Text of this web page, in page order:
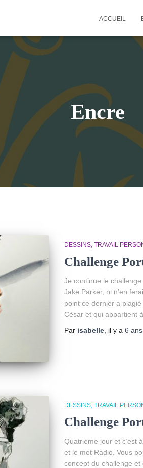
ACCUEIL
Encre
DESSINS TRAVAIL
Challenge
Je continue le
Jake Parker, ni n’en
point ce dernier a
César et qui appartient
Par isabelle, il y a 6 ans
DESSINS TRAVAIL
Challenge
Quatrième jour et c’est
et le mot Radio. Vous
concept du challenge et